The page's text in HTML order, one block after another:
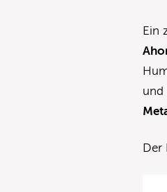
Ein
Der